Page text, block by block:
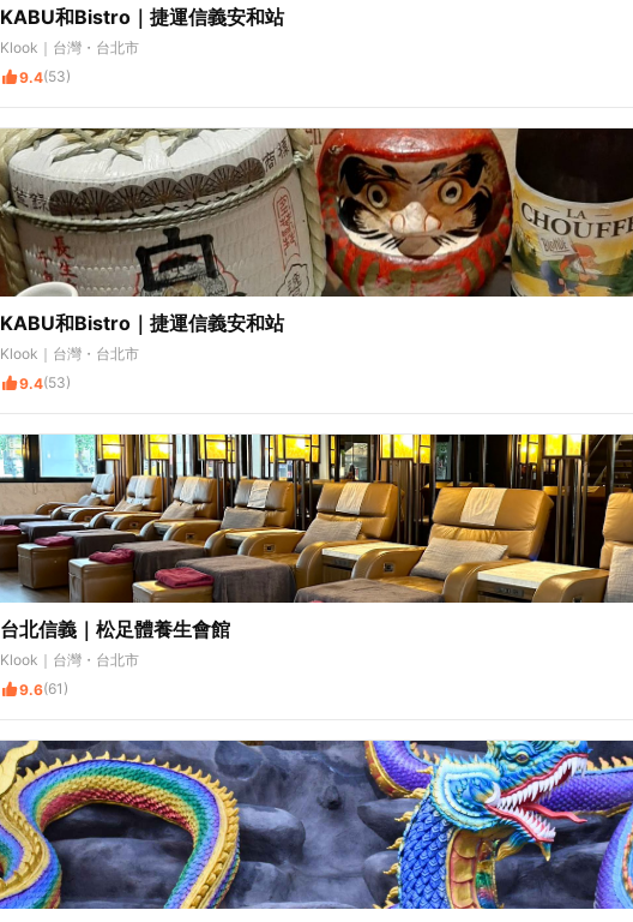
KABU和Bistro｜捷運信義安和站
Klook ｜台灣・台北市
9.4(53)
KABU和Bistro｜捷運信義安和站
Klook ｜台灣・台北市
9.4(53)
台北信義｜松足體養生會館
Klook ｜台灣・台北市
9.6(61)